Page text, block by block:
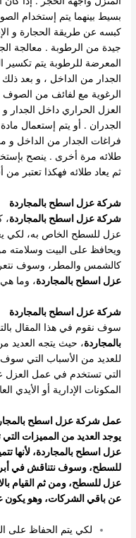
بسيط بينهما يتم إستخدام
كبسه عن طريقة الحجارة و
جيدة من الرطوبة . معالجة
المعرضة للرطوبة يتم
الجدار من الداخل ، و بعد
الرغوية مع لفائف من
العزل الحراري داخل الجدار
الجدران . أو يتم إستعمال
فراغات الجدار من الداخل و
طلائه مرة أخرى . ينصح
ثم يعاد طلائه فهكذا تعتبر
شركة عزل اسطح بالمجاردة
شركة عزل اسطح بالمجاردة،
عزل للسطح الخاص به، لكي
ويحافظ على البيت وسلامته
كالشمس والمطر، وسوف
عزل اسطح بالمجاردة، وما
شركة عزل اسطح بالمجاردة
سوف نقوم في هذا المقال
بالمجاردة، حيث يتجه العديد
للعديد من الأسباب التي
التي تستخدم في عمل العزل
المكونات الإدارية أو الأيدي
عمل شركة عزل اسطح
يوجد العديد من المميزات
عزل اسطح بالمجاردة، لأنها
للسطح، وسوف نتناقش في
عزل للسطح، ومن ثم القيام
عن باقي الشركات، وهو يكون
لكي يتم الحفاظ على